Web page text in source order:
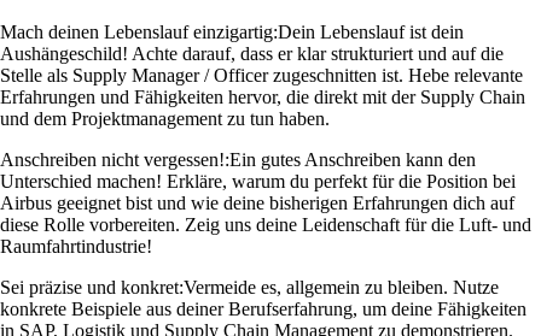
Mach deinen Lebenslauf einzigartig:Dein Lebenslauf ist dein
Aushängeschild! Achte darauf, dass er klar strukturiert und auf die
Stelle als Supply Manager / Officer zugeschnitten ist. Hebe relevante
Erfahrungen und Fähigkeiten hervor, die direkt mit der Supply Chain
und dem Projektmanagement zu tun haben.
Anschreiben nicht vergessen!:Ein gutes Anschreiben kann den
Unterschied machen! Erkläre, warum du perfekt für die Position bei
Airbus geeignet bist und wie deine bisherigen Erfahrungen dich auf
diese Rolle vorbereiten. Zeig uns deine Leidenschaft für die Luft- und
Raumfahrtindustrie!
Sei präzise und konkret:Vermeide es, allgemein zu bleiben. Nutze
konkrete Beispiele aus deiner Berufserfahrung, um deine Fähigkeiten
in SAP, Logistik und Supply Chain Management zu demonstrieren.